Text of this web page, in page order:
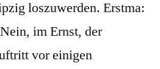
loszuwerden. Erstma:
im Ernst, der
vor einigen